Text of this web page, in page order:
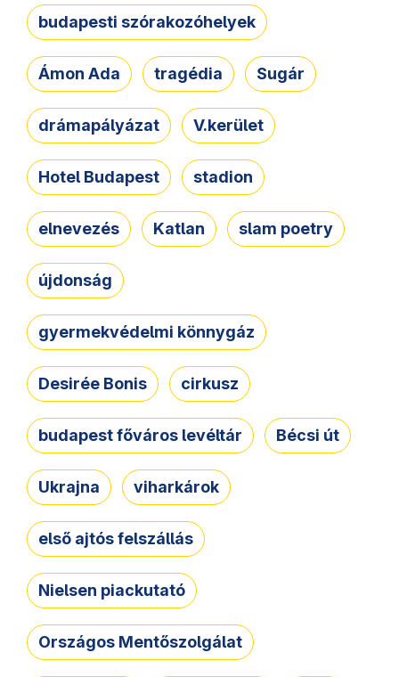
budapesti szórakozóhelyek
Ámon Ada tragédia Sugár
drámapályázat V.kerület
Hotel Budapest stadion
elnevezés Katlan slam poetry
újdonság
gyermekvédelmi könnygáz
Desirée Bonis cirkusz
budapest főváros levéltár Bécsi út
Ukrajna viharkárok
első ajtós felszállás
Nielsen piackutató
Országos Mentőszolgálat